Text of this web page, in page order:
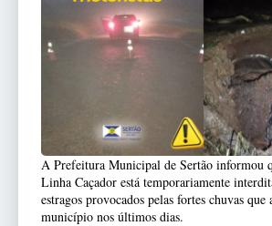
A Prefeitura Municipal de Sertão informou
Linha Caçador está temporariamente
estragos provocados pelas fortes chuvas que
município nos últimos dias.